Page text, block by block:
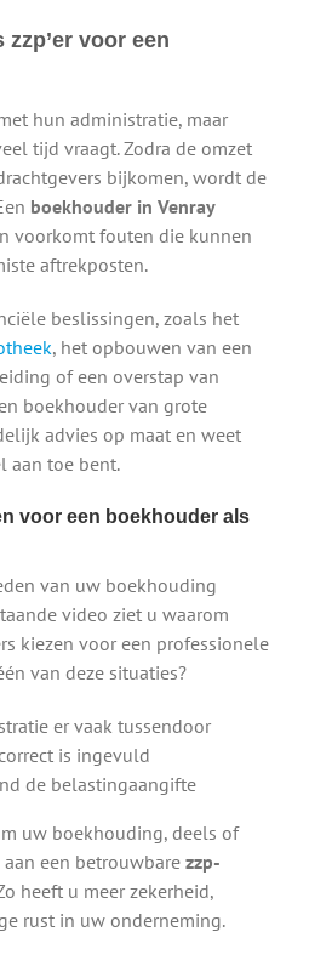
voor een
hun administratie, maar
tijd vraagt. Zodra de omzet
bijkomen, wordt de
boekhouder in Venray
voorkomt fouten die kunnen
aftrekposten.
beslissingen, zoals het
, het opbouwen van een
of een overstap van
boekhouder van grote
advies op maat en weet
aan toe bent.
voor een boekhouder als
van uw boekhouding
video ziet u waarom
kiezen voor een professionele
van deze situaties?
er vaak tussendoor
is ingevuld
de belastingaangifte
uw boekhouding, deels of
een betrouwbare zzp-
heeft u meer zekerheid,
rust in uw onderneming.